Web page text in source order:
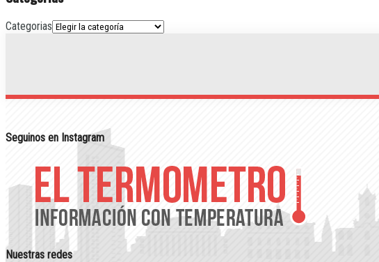
Categorias
Seguinos en Instagram
Nuestras redes